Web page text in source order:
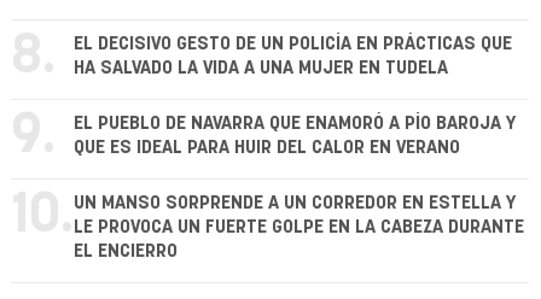
8.
EL DECISIVO GESTO DE UN POLICÍA EN PRÁCTICAS QUE
HA SALVADO LA VIDA A UNA MUJER EN TUDELA
9.
EL PUEBLO DE NAVARRA QUE ENAMORÓ A PÍO BAROJA Y
QUE ES IDEAL PARA HUIR DEL CALOR EN VERANO
10. UN MANSO SORPRENDE A UN CORREDOR EN ESTELLA Y
LE PROVOCA UN FUERTE GOLPE EN LA CABEZA DURANTE
EL ENCIERRO